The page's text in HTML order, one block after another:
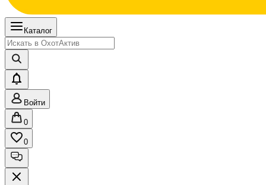
Каталог
Войти
0
0